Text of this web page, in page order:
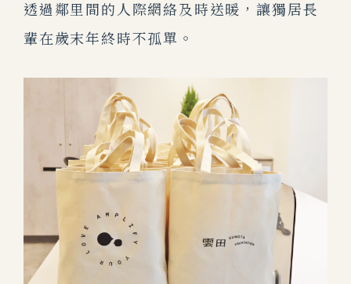
透過鄰里間的人際網絡及時送暖，讓獨居長
輩在歲末年終時不孤單。